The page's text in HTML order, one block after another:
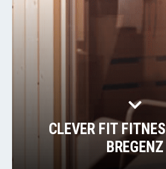
CLEVER FIT
BREGENZ